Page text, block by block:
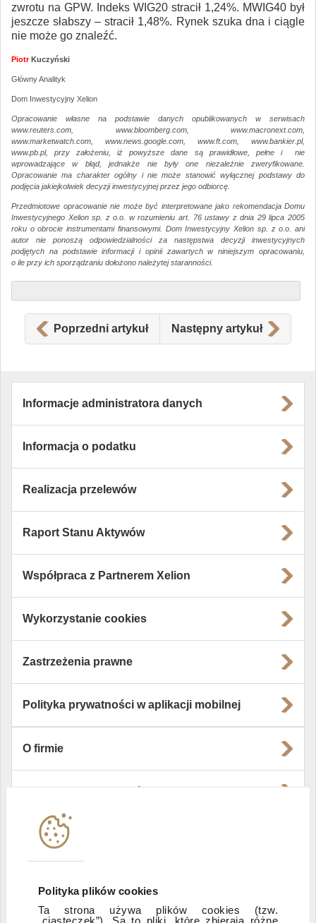
Polityka plików cookies
Ta strona używa plików cookies (tzw.
„ciasteczek”). Są to pliki, które zbierają różne
zwrotu na GPW. Indeks WIG20 stracił 1,24%. MWIG40 był
jeszcze słabszy – stracił 1,48%. Rynek szuka dna i ciągle
nie może go znaleźć.
PiotrKuczyński
Główny Analityk
Dom Inwestycyjny Xelion
Opracowanie własne na podstawie danych opublikowanych w serwisach
www.reuters.com, www.bloomberg.com, www.macronext.com,
www.marketwatch.com, www.news.google.com, www.ft.com, www.bankier.pl,
www.pb.pl, przy założeniu, iż powyższe dane są prawidłowe, pełne i nie
wprowadzające w błąd, jednakże nie były one niezależnie zweryfikowane.
Opracowanie ma charakter ogólny i nie może stanowić wyłącznej podstawy do
podjęcia jakiejkolwiek decyzji inwestycyjnej przez jego odbiorcę.
Przedmiotowe opracowanie nie może być interpretowane jako rekomendacja Domu
Inwestycyjnego Xelion sp. z o.o. w rozumieniu art. 76 ustawy z dnia 29 lipca 2005
roku o obrocie instrumentami finansowymi. Dom Inwestycyjny Xelion sp. z o.o. ani
autor nie ponoszą odpowiedzialności za następstwa decyzji inwestycyjnych
podjętych na podstawie informacji i opinii zawartych w niniejszym opracowaniu,
o ile przy ich sporządzaniu dołożono należytej staranności.
Poprzedni artykuł Następny artykuł
Informacje administratora danych
Informacja o podatku
Realizacja przelewów
Raport Stanu Aktywów
Współpraca z Partnerem Xelion
Wykorzystanie cookies
Zastrzeżenia prawne
Polityka prywatności w aplikacji mobilnej
O firmie
Instytucje współpracujące